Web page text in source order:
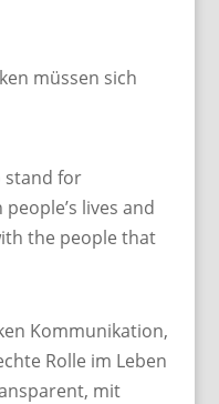
müssen sich
stand for
lives and
the people that
Kommunikation,
Rolle im Leben
mit